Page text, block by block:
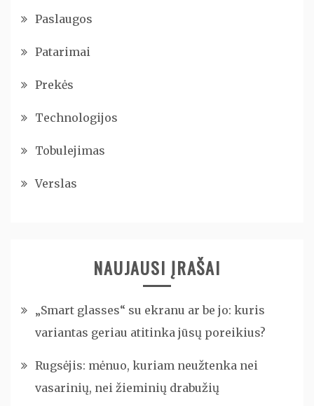
Paslaugos
Patarimai
Prekės
Technologijos
Tobulejimas
Verslas
NAUJAUSI ĮRAŠAI
„Smart glasses“ su ekranu ar be jo: kuris
variantas geriau atitinka jūsų poreikius?
Rugsėjis: mėnuo, kuriam neužtenka nei
vasarinių, nei žieminių drabužių